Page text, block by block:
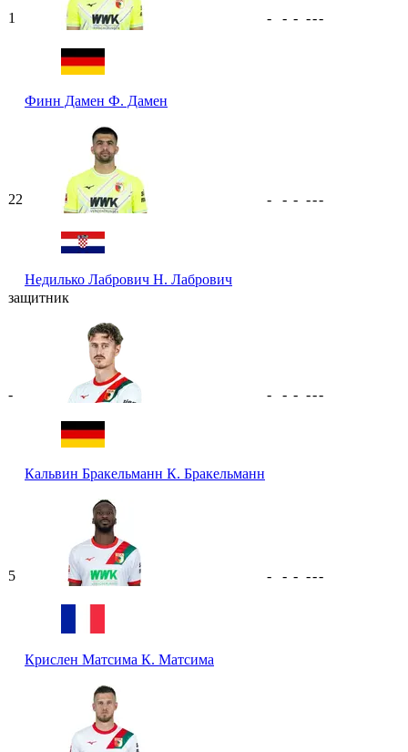
1
Финн Дамен Ф. Дамен
- - - ---
22
Недилько Лабрович Н. Лабрович
- - - ---
защитник
-
Кальвин Бракельманн К. Бракельманн
- - - ---
5
Крислен Матсима К. Матсима
- - - ---